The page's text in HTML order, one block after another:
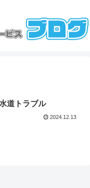
道トラブル
2024.12.13